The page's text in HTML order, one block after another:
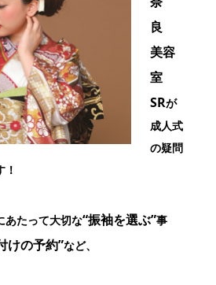
良
美容
室
SRが
成人式
の疑問
あたって大切な“振袖を選ぶ”事
けの予約”など、